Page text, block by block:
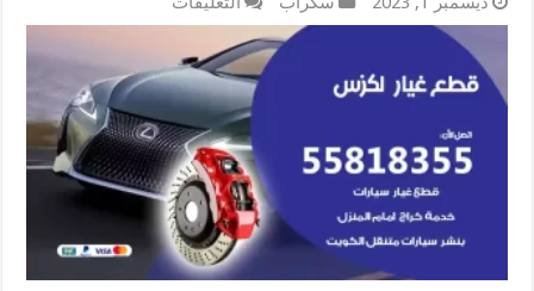
قطع
لكزس
55818355
قطع
غيار
سيارات
جملة
مغلقة